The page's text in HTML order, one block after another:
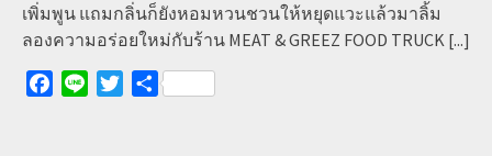
เพิ่มพูน แถมกลิ่นก็ยังหอมหวนชวนให้หยุดแวะแล้วมาลิ้ม
ลองความอร่อยใหม่กับร้าน MEAT & GREEZ FOOD TRUCK [...]
Facebook
Line TwitterShare